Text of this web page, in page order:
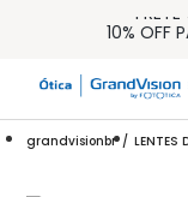
10% OFF
15% OFF NA
32%
grandvisionbr LENTES